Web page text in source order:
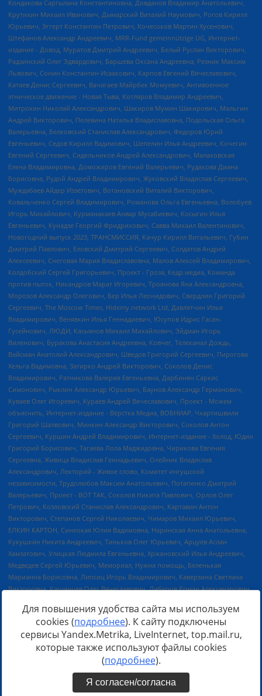
Источник:https://minjust.gov.ru/uploaded/files/reestr-
inostrannyih-agentov-22-03-2024.pdfданные на22.03.2024
Для повышения удобства сайта мы используем
cookies (подробнее). К сайту подключены
сервисы Yandex.Metrika, LiveInternet, top.mail.ru,
которые также используют файлы cookies
(подробнее).
Я согласен/согласна